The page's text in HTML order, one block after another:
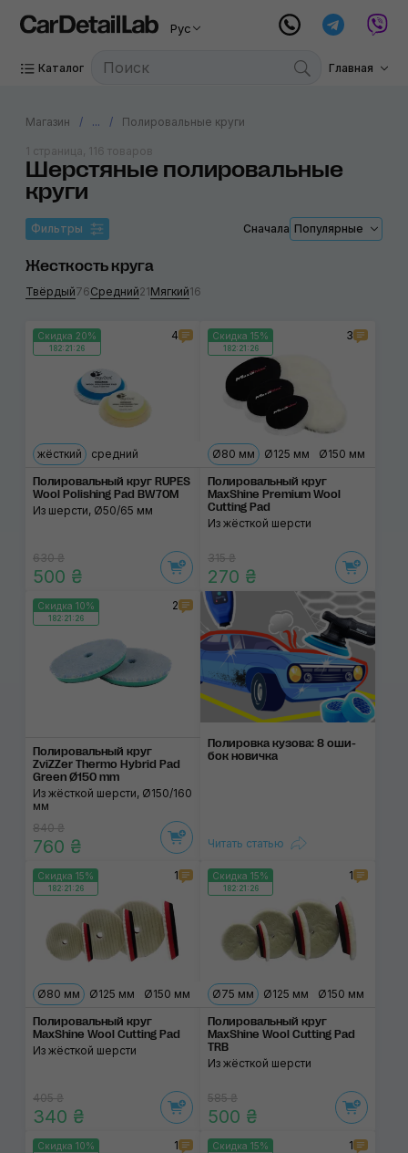
Рус
Каталог Главная
Магазин ... Полировальные круги
Шерстяные полировальные
круги
1 страница, 116 товаров
Фильтры Сначала Популярные
Жесткость круга
Твёрдый76Средний21Мягкий16
Скидка 20%
182:21:26
4
жёсткий средний
Полировальный круг RUPES
Wool Polishing Pad BW70M
Из шерсти, Ø50/65 мм
630 ₴
500 ₴
Скидка 15%
182:21:26
3
Ø80 мм Ø125 мм Ø150 мм
Полировальный круг
MaxShine Premium Wool
Cutting Pad
Из жёсткой шерсти
315 ₴
270 ₴
Скидка 10%
182:21:26
2
Полировальный круг
ZviZZer Thermo Hybrid Pad
Green Ø150 mm
Из жёсткой шерсти, Ø150/160
мм
840 ₴
760 ₴
Полировка ку­зова: 8 оши­
бок нови­чка
Читать статью
Скидка 15%
182:21:26
1
Ø80 мм Ø125 мм Ø150 мм
Полировальный круг
MaxShine Wool Cutting Pad
Из жёсткой шерсти
405 ₴
340 ₴
Скидка 15%
182:21:26
1
Ø75 мм Ø125 мм Ø150 мм
Полировальный круг
MaxShine Wool Cutting Pad
TRB
Из жёсткой шерсти
585 ₴
500 ₴
Скидка 10% 1 Скидка 15% 1